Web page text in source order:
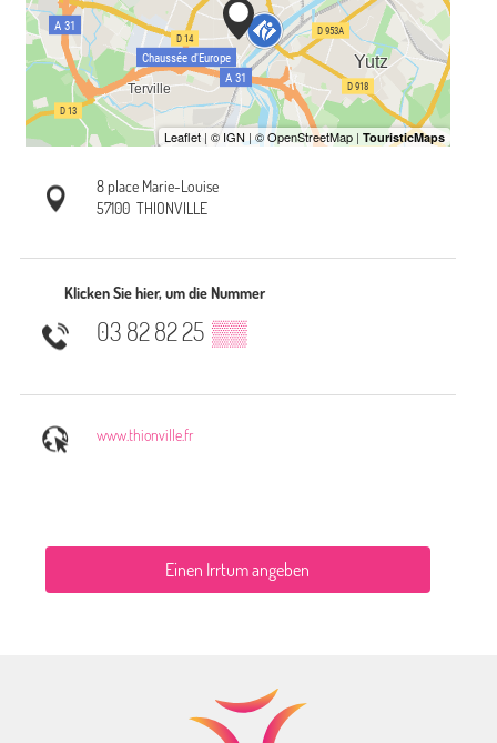
8 place Marie-Louise
57100 THIONVILLE
Klicken Sie hier, um die Nummer
03 82 82 25 ▒▒
www.thionville.fr
Einen Irrtum angeben